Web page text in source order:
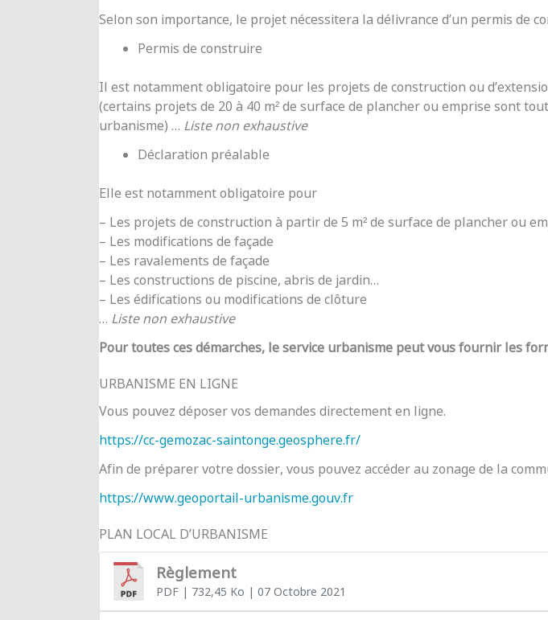
Selon son importance, le projet nécessitera la délivrance d’un permis de
Permis de construire
Il est notamment obligatoire pour les projets de construction ou
(certains projets de 20 à 40 m² de surface de plancher ou emprise sont
urbanisme) … Liste non exhaustive
Déclaration préalable
Elle est notamment obligatoire pour
– Les projets de construction à partir de 5 m² de surface de plancher ou
– Les modifications de façade
– Les ravalements de façade
– Les constructions de piscine, abris de jardin…
– Les édifications ou modifications de clôture
… Liste non exhaustive
Pour toutes ces démarches, le service urbanisme peut vous fournir les
URBANISME EN LIGNE
Vous pouvez déposer vos demandes directement en ligne.
https://cc-gemozac-saintonge.geosphere.fr/
Afin de préparer votre dossier, vous pouvez accéder au zonage de la
https://www.geoportail-urbanisme.gouv.fr
PLAN LOCAL D’URBANISME
Règlement
PDF| 732,45 Ko | 07 Octobre 2021